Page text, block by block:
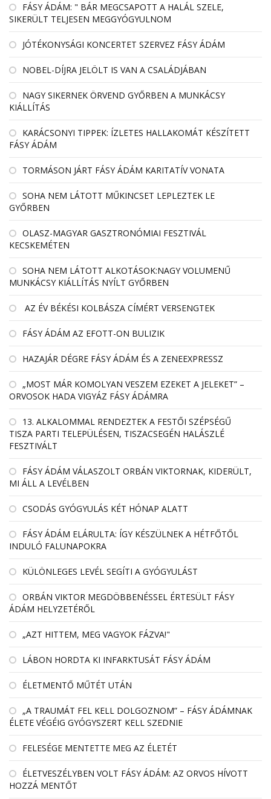
FÁSY ÁDÁM: " BÁR MEGCSAPOTT A HALÁL SZELE,
SIKERÜLT TELJESEN MEGGYÓGYULNOM
JÓTÉKONYSÁGI KONCERTET SZERVEZ FÁSY ÁDÁM
NOBEL-DÍJRA JELÖLT IS VAN A CSALÁDJÁBAN
NAGY SIKERNEK ÖRVEND GYŐRBEN A MUNKÁCSY
KIÁLLÍTÁS
KARÁCSONYI TIPPEK: ÍZLETES HALLAKOMÁT KÉSZÍTETT
FÁSY ÁDÁM
TORMÁSON JÁRT FÁSY ÁDÁM KARITATÍV VONATA
SOHA NEM LÁTOTT MŰKINCSET LEPLEZTEK LE
GYŐRBEN
OLASZ-MAGYAR GASZTRONÓMIAI FESZTIVÁL
KECSKEMÉTEN
SOHA NEM LÁTOTT ALKOTÁSOK:NAGY VOLUMENŰ
MUNKÁCSY KIÁLLÍTÁS NYÍLT GYŐRBEN
AZ ÉV BÉKÉSI KOLBÁSZA CÍMÉRT VERSENGTEK
FÁSY ÁDÁM AZ EFOTT-ON BULIZIK
HAZAJÁR DÉGRE FÁSY ÁDÁM ÉS A ZENEEXPRESSZ
„MOST MÁR KOMOLYAN VESZEM EZEKET A JELEKET” –
ORVOSOK HADA VIGYÁZ FÁSY ÁDÁMRA
13. ALKALOMMAL RENDEZTEK A FESTŐI SZÉPSÉGŰ
TISZA PARTI TELEPÜLÉSEN, TISZACSEGÉN HALÁSZLÉ
FESZTIVÁLT
FÁSY ÁDÁM VÁLASZOLT ORBÁN VIKTORNAK, KIDERÜLT,
MI ÁLL A LEVÉLBEN
CSODÁS GYÓGYULÁS KÉT HÓNAP ALATT
FÁSY ÁDÁM ELÁRULTA: ÍGY KÉSZÜLNEK A HÉTFŐTŐL
INDULÓ FALUNAPOKRA
KÜLÖNLEGES LEVÉL SEGÍTI A GYÓGYULÁST
ORBÁN VIKTOR MEGDÖBBENÉSSEL ÉRTESÜLT FÁSY
ÁDÁM HELYZETÉRŐL
„AZT HITTEM, MEG VAGYOK FÁZVA!"
LÁBON HORDTA KI INFARKTUSÁT FÁSY ÁDÁM
ÉLETMENTŐ MŰTÉT UTÁN
„A TRAUMÁT FEL KELL DOLGOZNOM” – FÁSY ÁDÁMNAK
ÉLETE VÉGÉIG GYÓGYSZERT KELL SZEDNIE
FELESÉGE MENTETTE MEG AZ ÉLETÉT
ÉLETVESZÉLYBEN VOLT FÁSY ÁDÁM: AZ ORVOS HÍVOTT
HOZZÁ MENTŐT